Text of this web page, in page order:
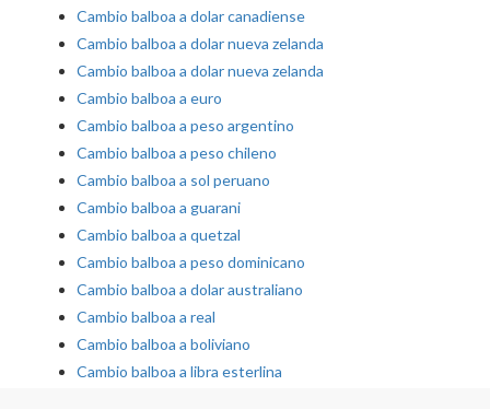
Cambio balboa a dolar canadiense
Cambio balboa a dolar nueva zelanda
Cambio balboa a dolar nueva zelanda
Cambio balboa a euro
Cambio balboa a peso argentino
Cambio balboa a peso chileno
Cambio balboa a sol peruano
Cambio balboa a guarani
Cambio balboa a quetzal
Cambio balboa a peso dominicano
Cambio balboa a dolar australiano
Cambio balboa a real
Cambio balboa a boliviano
Cambio balboa a libra esterlina